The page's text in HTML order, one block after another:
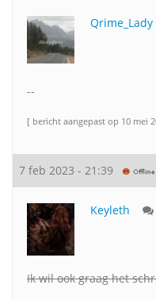
Qrime_Lady
--
[ bericht aangepast op 10 mei
7 feb 2023 - 21:39
Keyleth
Ik wil ook graag het